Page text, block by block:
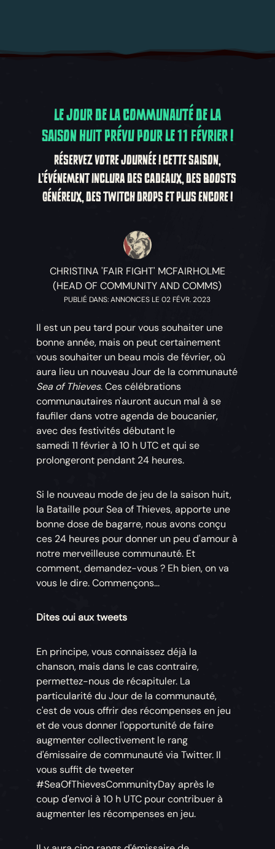
LE JOUR DE LA COMMUNAUTÉ DE LA
SAISON HUIT PRÉVU POUR LE 11 FÉVRIER !
RÉSERVEZ VOTRE JOURNÉE ! CETTE SAISON,
L'ÉVÉNEMENT INCLURA DES CADEAUX, DES BOOSTS
GÉNÉREUX, DES TWITCH DROPS ET PLUS ENCORE !
CHRISTINA 'FAIR FIGHT' MCFAIRHOLME
(HEAD OF COMMUNITY AND COMMS)
PUBLIÉ DANS: ANNONCES LE 02 FÉVR. 2023
Il est un peu tard pour vous souhaiter une
bonne année, mais on peut certainement
vous souhaiter un beau mois de février, où
aura lieu un nouveau Jour de la communauté
Sea of Thieves. Ces célébrations
communautaires n'auront aucun mal à se
faufiler dans votre agenda de boucanier,
avec des festivités débutant le
samedi 11 février à 10 h UTC et qui se
prolongeront pendant 24 heures.
Si le nouveau mode de jeu de la saison huit,
la Bataille pour Sea of Thieves, apporte une
bonne dose de bagarre, nous avons conçu
ces 24 heures pour donner un peu d'amour à
notre merveilleuse communauté. Et
comment, demandez-vous ? Eh bien, on va
vous le dire. Commençons...
Dites oui aux tweets
En principe, vous connaissez déjà la
chanson, mais dans le cas contraire,
permettez-nous de récapituler. La
particularité du Jour de la communauté,
c'est de vous offrir des récompenses en jeu
et de vous donner l'opportunité de faire
augmenter collectivement le rang
d'émissaire de communauté via Twitter. Il
vous suffit de tweeter
#SeaOfThievesCommunityDay après le
coup d'envoi à 10 h UTC pour contribuer à
augmenter les récompenses en jeu.